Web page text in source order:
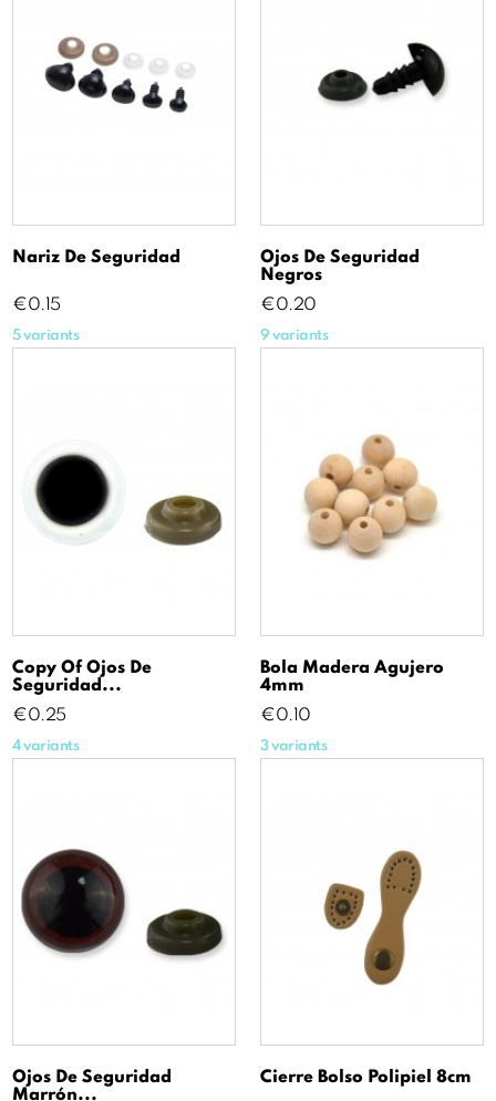
Nariz De Seguridad
Price
€0.15
5 variants
Ojos De Seguridad
Negros
Price
€0.20
9 variants
Copy Of Ojos De
Seguridad...
Price
€0.25
4 variants
Bola Madera Agujero
4mm
Price
€0.10
3 variants
Ojos De Seguridad
Marrón...
Cierre Bolso Polipiel 8cm